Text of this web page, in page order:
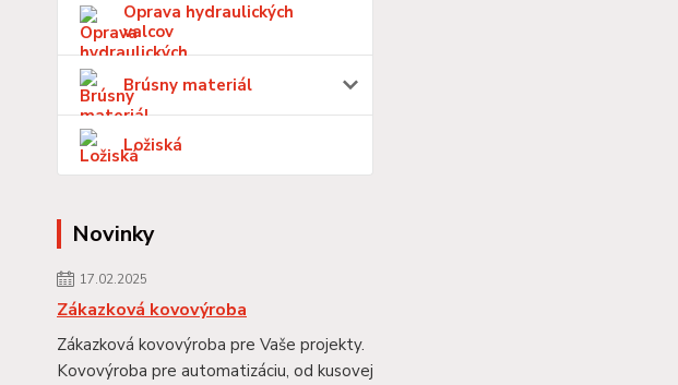
Oprava hydraulických
valcov
Brúsny materiál
Ložiská
Novinky
17.02.2025
Zákazková kovovýroba
Zákazková kovovýroba pre Vaše projekty.
Kovovýroba pre automatizáciu, od kusovej